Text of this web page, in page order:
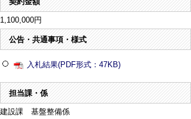
1,100,000円
公告・共通事項・様式
入札結果(PDF形式：47KB)
担当課・係
建設課 基盤整備係